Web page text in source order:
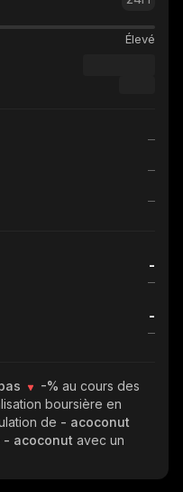
Élevé
-
-
-% au cours des
boursière en
de - acoconut
- acoconut avec un